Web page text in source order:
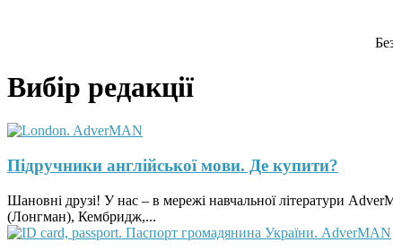
Вибір редакції
Підручники англійської мови. Де купити?
Шановні друзі! У нас – в мережі навчальної літератури
(Лонгман), Кембридж,...